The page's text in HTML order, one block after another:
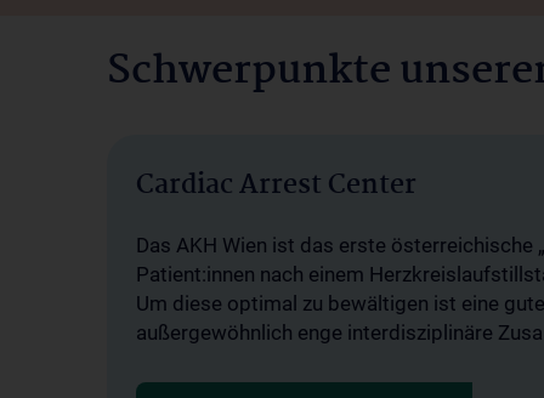
Schwerpunkte
Cardiac Arrest Center
Das AKH Wien ist das erste österreichische
Patient:innen nach einem
Um diese optimal zu bewältigen ist eine
außergewöhnlich enge interdisziplinäre